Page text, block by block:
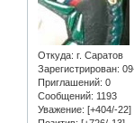
Откуда: г. Саратов
Зарегистрирован:
Приглашений: 0
Сообщений: 1193
Уважение: [+404/-22]